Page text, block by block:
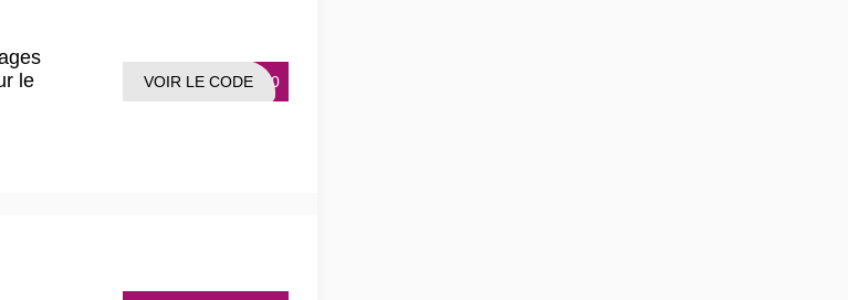
le
RA10
VOIR LE CODE